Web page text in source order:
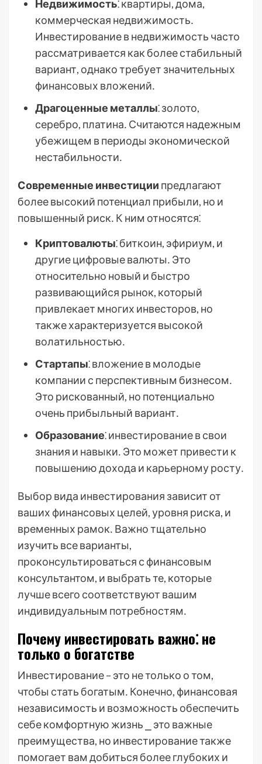
Недвижимость⁚ квартиры, дома,
коммерческая недвижимость․
Инвестирование в недвижимость часто
рассматривается как более стабильный
вариант, однако требует значительных
финансовых вложений․
Драгоценные металлы⁚ золото,
серебро, платина․ Считаются надежным
убежищем в периоды экономической
нестабильности․
Современные инвестиции предлагают
более высокий потенциал прибыли, но и
повышенный риск․ К ним относятся⁚
Криптовалюты⁚ биткоин, эфириум, и
другие цифровые валюты․ Это
относительно новый и быстро
развивающийся рынок, который
привлекает многих инвесторов, но
также характеризуется высокой
волатильностью․
Стартапы⁚ вложение в молодые
компании с перспективным бизнесом․
Это рискованный, но потенциально
очень прибыльный вариант․
Образование⁚ инвестирование в свои
знания и навыки․ Это может привести к
повышению дохода и карьерному росту․
Выбор вида инвестирования зависит от
ваших финансовых целей, уровня риска, и
временных рамок․ Важно тщательно
изучить все варианты,
проконсультироваться с финансовым
консультантом, и выбрать те, которые
лучше всего соответствуют вашим
индивидуальным потребностям․
Почему инвестировать важно⁚ не
только о богатстве
Инвестирование – это не только о том,
чтобы стать богатым․ Конечно, финансовая
независимость и возможность обеспечить
себе комфортную жизнь ⎯ это важные
преимущества, но инвестирование также
помогает вам добиться более глубоких и